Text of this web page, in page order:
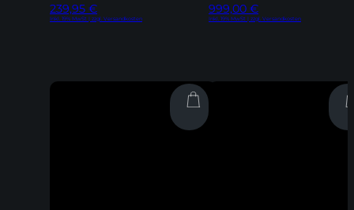
239,95 €
Inkl. 19% MwSt | zzgl. Versandkosten
999,00 €
Inkl. 19% MwSt | zzgl. Versandkosten